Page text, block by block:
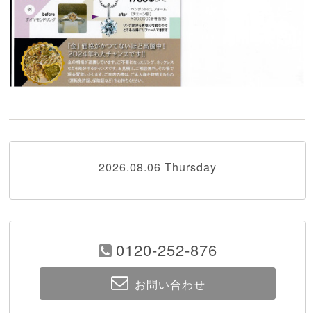
2026.08.06 Thursday
0120-252-876
お問い合わせ